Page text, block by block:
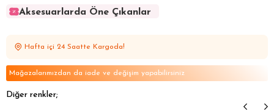
Aksesuarlarda Öne Çıkanlar
Aksesuarlarda Öne Çıkanlar
Hafta içi 24 Saatte Kargoda!
Mağazalarımızdan da iade ve değişim yapabilirsiniz
Diğer renkler;